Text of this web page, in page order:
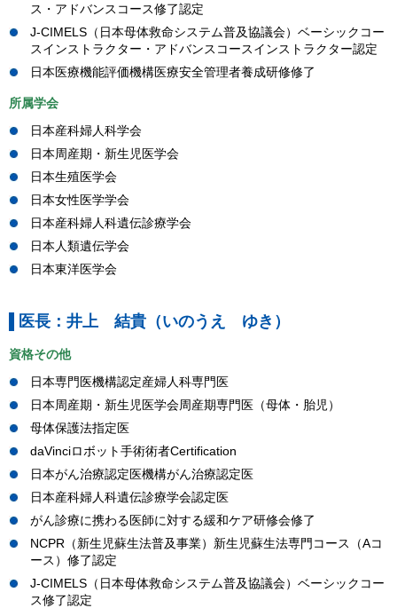
ス・アドバンスコース修了認定
J-CIMELS（日本母体救命システム普及協議会）ベーシックコー
スインストラクター・アドバンスコースインストラクター認定
日本医療機能評価機構医療安全管理者養成研修修了
所属学会
日本産科婦人科学会
日本周産期・新生児医学会
日本生殖医学会
日本女性医学学会
日本産科婦人科遺伝診療学会
日本人類遺伝学会
日本東洋医学会
医長：井上 結貴（いのうえ ゆき）
資格その他
日本専門医機構認定産婦人科専門医
日本周産期・新生児医学会周産期専門医（母体・胎児）
母体保護法指定医
daVinciロボット手術術者Certification
日本がん治療認定医機構がん治療認定医
日本産科婦人科遺伝診療学会認定医
がん診療に携わる医師に対する緩和ケア研修会修了
NCPR（新生児蘇生法普及事業）新生児蘇生法専門コース（Aコ
ース）修了認定
J-CIMELS（日本母体救命システム普及協議会）ベーシックコー
ス修了認定